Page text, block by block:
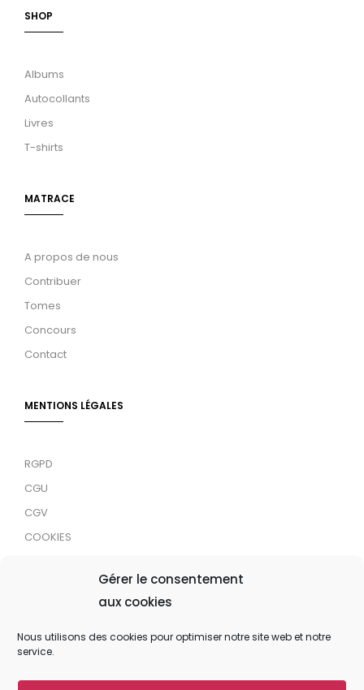
Gérer le consentement
aux cookies
Nous utilisons des cookies pour optimiser notre site web et notre
service.
SHOP
Albums
Autocollants
Livres
T-shirts
MATRACE
A propos de nous
Contribuer
Tomes
Concours
Contact
MENTIONS LÉGALES
RGPD
CGU
CGV
COOKIES